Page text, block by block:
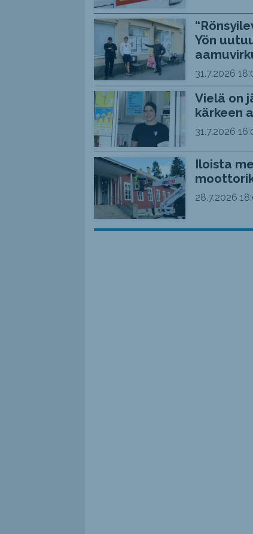
Yön
31.7.2026
Vielä on
kärkeen
31.7.2026
Iloista
28.7.2026